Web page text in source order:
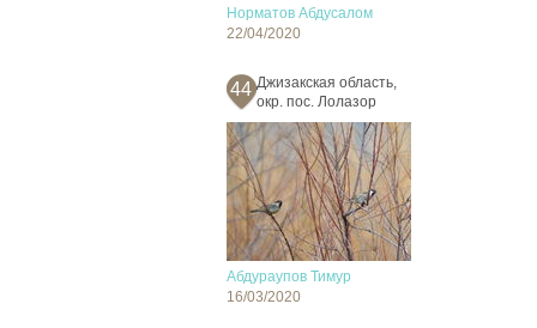
Норматов Абдусалом
22/04/2020
44 Джизакская область,
окр. пос. Лолазор
Абдураупов Тимур
16/03/2020